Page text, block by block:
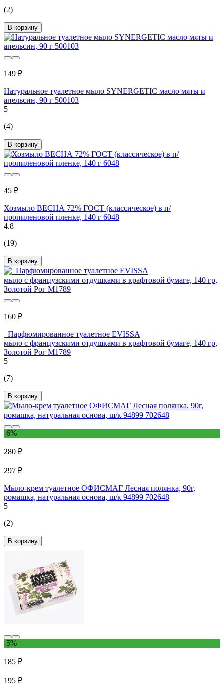
(2)
В корзину
149 ₽
Натуральное туалетное мыло SYNERGETIC масло мяты и
апельсин, 90 г 500103
5
(4)
В корзину
45 ₽
Хозмыло ВЕСНА 72% ГОСТ (классическое) в п/
пропиленовой пленке, 140 г 6048
4.8
(19)
В корзину
160 ₽
Парфюмированное туалетное EVISSА
мыло с французскими отдушками в крафтовой бумаге, 140 гр,
Золотой Рог М1789
5
(7)
В корзину
-6%
280 ₽
297 ₽
Мыло-крем туалетное ОФИСМАГ Лесная полянка, 90г,
ромашка, натуральная основа, ш/к 94899 702648
5
(2)
В корзину
-5%
185 ₽
195 ₽